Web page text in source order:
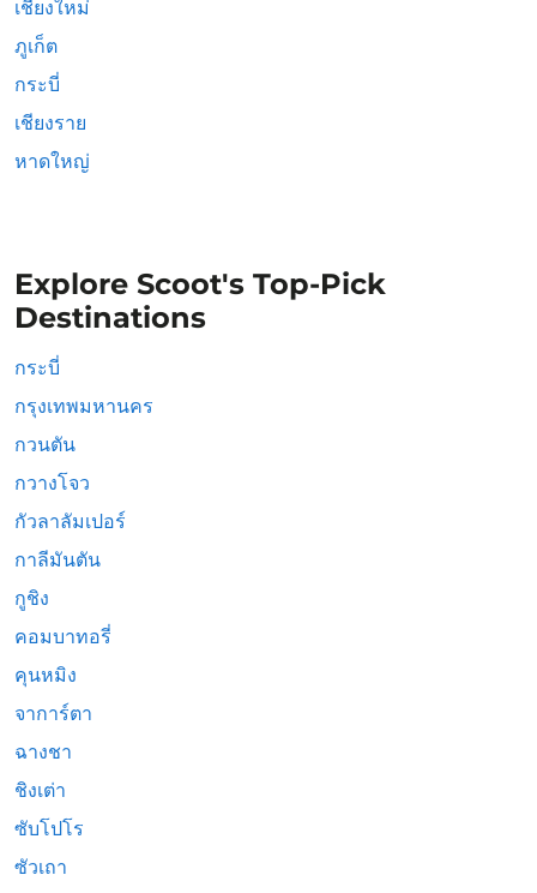
เชียงใหม่
ภูเก็ต
กระบี่
เชียงราย
หาดใหญ่
Explore Scoot's Top-Pick
Destinations
กระบี่
กรุงเทพมหานคร
กวนตัน
กวางโจว
กัวลาลัมเปอร์
กาลีมันตัน
กูชิง
คอมบาทอรี่
คุนหมิง
จาการ์ตา
ฉางชา
ชิงเต่า
ซับโปโร
ซัวเถา